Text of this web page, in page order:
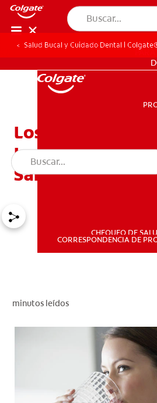
CHEQUEO DE
CORRESPONDENCIA DE
Salud Bucal y Cuidado Dental |
Los Efectos
La
Salud Dental
minutos leídos